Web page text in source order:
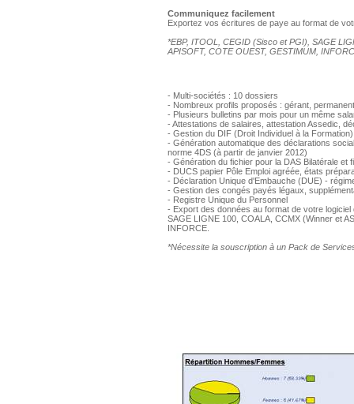
Communiquez facilement
Exportez vos écritures de paye au format de
*EBP, ITOOL, CEGID (Sisco et PGI), SAGE
APISOFT, COTE OUEST, GESTIMUM,
- Multi-sociétés : 10 dossiers
- Nombreux profils proposés : gérant,
- Plusieurs bulletins par mois pour un même
- Attestations de salaires, attestation Assedic,
- Gestion du DIF (Droit Individuel à la Formation)
- Génération automatique des déclarations
norme 4DS (à partir de janvier 2012)
- Génération du fichier pour la DAS Bilatérale et
- DUCS papier Pôle Emploi agréée, états
- Déclaration Unique d'Embauche (DUE) -
- Gestion des congés payés légaux,
- Registre Unique du Personnel
- Export des données au format de votre
SAGE LIGNE 100, COALA, CCMX (Winner et
INFORCE.
*Nécessite la souscription à un Pack de